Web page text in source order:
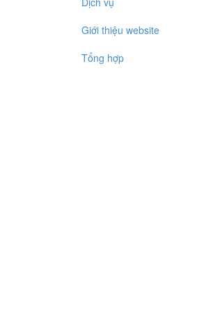
Giới thiệu website
Tổng hợp